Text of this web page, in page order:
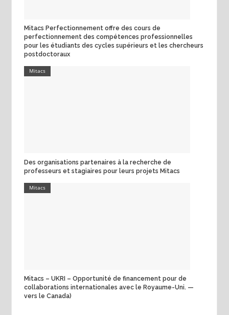
Mitacs Perfectionnement offre des cours de
perfectionnement des compétences professionnelles
pour les étudiants des cycles supérieurs et les chercheurs
postdoctoraux
Mitacs
Des organisations partenaires à la recherche de
professeurs et stagiaires pour leurs projets Mitacs
Mitacs
Mitacs – UKRI – Opportunité de financement pour de
collaborations internationales avec le Royaume-Uni. —
vers le Canada)